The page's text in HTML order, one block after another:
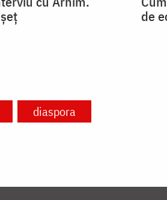
de
diaspora